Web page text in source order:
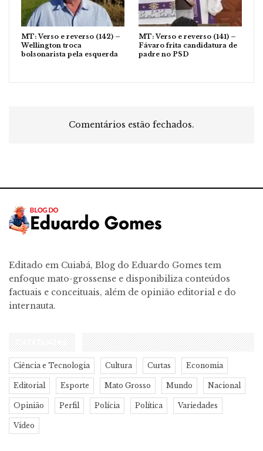
MT: Verso e reverso (142) –
Wellington troca
bolsonarista pela esquerda
MT: Verso e reverso (141) –
Fávaro frita candidatura de
padre no PSD
Comentários estão fechados.
Editado em Cuiabá, Blog do Eduardo Gomes tem
enfoque mato-grossense e disponibiliza conteúdos
factuais e conceituais, além de opinião editorial e do
internauta.
CATEGORIAS
Ciência e Tecnologia Cultura Curtas Economia
Editorial Esporte Mato Grosso Mundo Nacional
Opinião Perfil Polícia Política Variedades
Vídeo